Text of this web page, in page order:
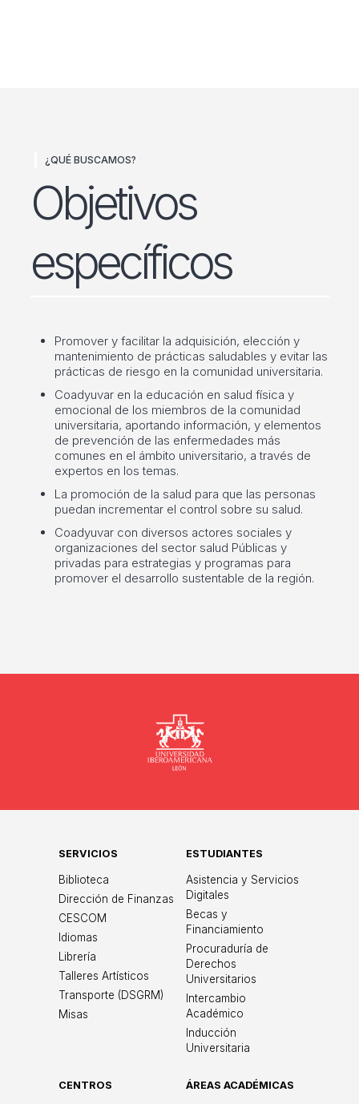
¿QUÉ BUSCAMOS?
Objetivos
específicos
Promover y facilitar la adquisición, elección y
mantenimiento de prácticas saludables y evitar las
prácticas de riesgo en la comunidad universitaria.
Coadyuvar en la educación en salud física y
emocional de los miembros de la comunidad
universitaria, aportando información, y elementos
de prevención de las enfermedades más
comunes en el ámbito universitario, a través de
expertos en los temas.
La promoción de la salud para que las personas
puedan incrementar el control sobre su salud.
Coadyuvar con diversos actores sociales y
organizaciones del sector salud Públicas y
privadas para estrategias y programas para
promover el desarrollo sustentable de la región.
SERVICIOS
Biblioteca
Dirección de Finanzas
CESCOM
Idiomas
Librería
Talleres Artísticos
Transporte (DSGRM)
Misas
ESTUDIANTES
Asistencia y Servicios
Digitales
Becas y
Financiamiento
Procuraduría de
Derechos
Universitarios
Intercambio
Académico
Inducción
Universitaria
CENTROS ÁREAS ACADÉMICAS